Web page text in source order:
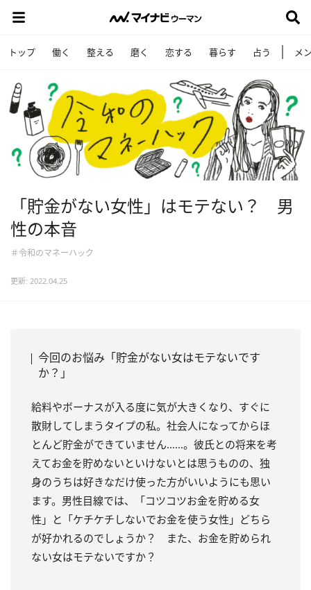
トップ 働く 整える 磨く 恋する 暮らす 占う メ
「貯金がない女性」はモテない？ 男
性の本音
＃令和のマネーハック
更新: 2022.04.25
今回のお悩み「貯金がない女はモテないです
か？」
給料やボーナスが入る度に気が大きくなり、すぐに
散財してしまうタイプの私。社会人になってからほ
とんど貯金ができていません……。彼氏との将来を考
えてお金を貯めないといけないとは思うものの、独
身のうちは好きなだけ使った方がいいようにも思い
ます。男性目線では、「コツコツお金を貯める女
性」と「ケチケチしないでお金を使う女性」どちら
が好かれるのでしょうか？ また、お金を貯められ
ない女はモテないですか？